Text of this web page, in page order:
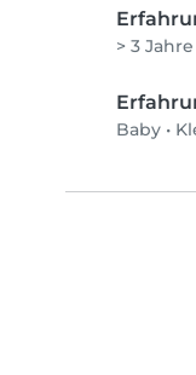
> 3 Jahre
Baby •